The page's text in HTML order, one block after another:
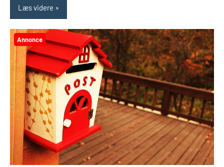
Læs videre
Annonce